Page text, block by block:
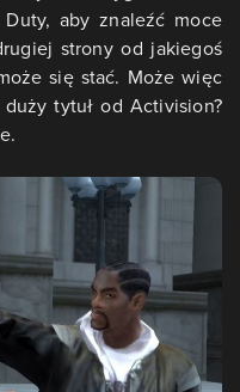
aby znaleźć moce
strony od jakiegoś
się stać. Może więc
tytuł od Activision?